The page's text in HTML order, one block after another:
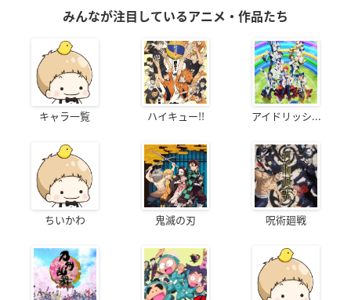
みんなが注目しているアニメ・作品たち
キャラ一覧 ハイキュー!! アイドリッシ...
ちいかわ 鬼滅の刃 呪術廻戦